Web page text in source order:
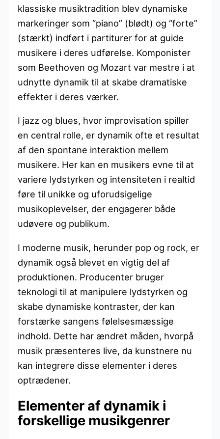
klassiske musiktradition blev dynamiske
markeringer som “piano” (blødt) og “forte”
(stærkt) indført i partiturer for at guide
musikere i deres udførelse. Komponister
som Beethoven og Mozart var mestre i at
udnytte dynamik til at skabe dramatiske
effekter i deres værker.
I jazz og blues, hvor improvisation spiller
en central rolle, er dynamik ofte et resultat
af den spontane interaktion mellem
musikere. Her kan en musikers evne til at
variere lydstyrken og intensiteten i realtid
føre til unikke og uforudsigelige
musikoplevelser, der engagerer både
udøvere og publikum.
I moderne musik, herunder pop og rock, er
dynamik også blevet en vigtig del af
produktionen. Producenter bruger
teknologi til at manipulere lydstyrken og
skabe dynamiske kontraster, der kan
forstærke sangens følelsesmæssige
indhold. Dette har ændret måden, hvorpå
musik præsenteres live, da kunstnere nu
kan integrere disse elementer i deres
optrædener.
Elementer af dynamik i
forskellige musikgenrer